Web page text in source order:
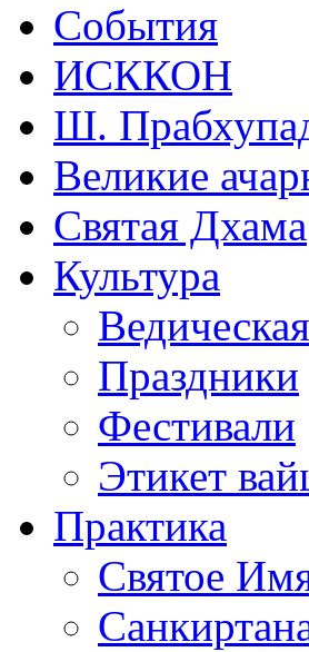
События
ИСККОН
Ш.
Великие
Святая Дхама
Культура
Праздники
Фестивали
Этикет
Практика
Святое